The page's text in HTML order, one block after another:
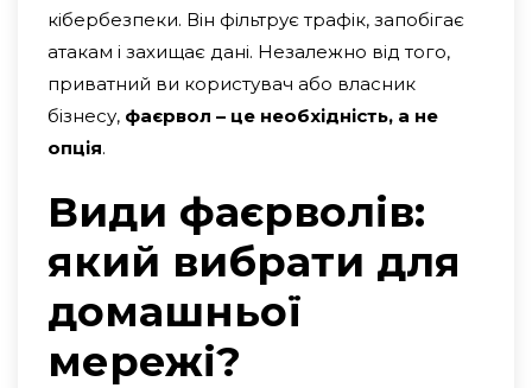
кібербезпеки. Він фільтрує трафік, запобігає
атакам і захищає дані. Незалежно від того,
приватний ви користувач або власник
бізнесу, фаєрвол – це необхідність, а не
опція.
Види фаєрволів:
який вибрати для
домашньої
мережі?